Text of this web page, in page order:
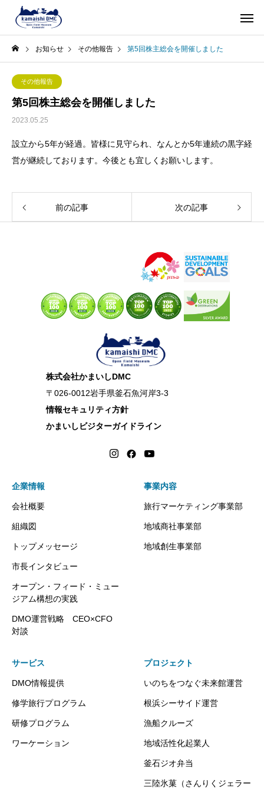
お知らせ その他報告 第5回株主総会を開催しました
その他報告
第5回株主総会を開催しました
2023.05.25
設立から5年が経過。皆様に見守られ、なんとか5年連続の黒字経
営が継続しております。今後とも宜しくお願いします。
前の記事 次の記事
株式会社かまいしDMC
〒026-0012岩手県釜石魚河岸3-3
情報セキュリティ方針
かまいしビジターガイドライン
企業情報
会社概要
組織図
トップメッセージ
市長インタビュー
オープン・フィード・ミュー
ジアム構想の実践
DMO運営戦略 CEO×CFO
対談
事業内容
旅行マーケティング事業部
地域商社事業部
地域創生事業部
サービス
DMO情報提供
修学旅行プログラム
研修プログラム
ワーケーション
プロジェクト
いのちをつなぐ未来館運営
根浜シーサイド運営
漁船クルーズ
地域活性化起業人
釜石ジオ弁当
三陸氷菓（さんりくジェラー